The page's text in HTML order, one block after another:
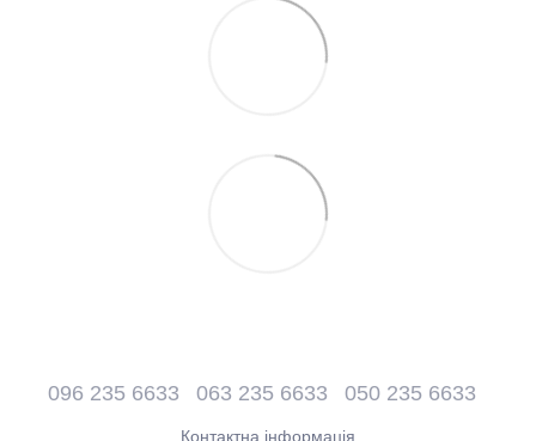
096 235 6633 063 235 6633 050 235 6633
Контактна інформація